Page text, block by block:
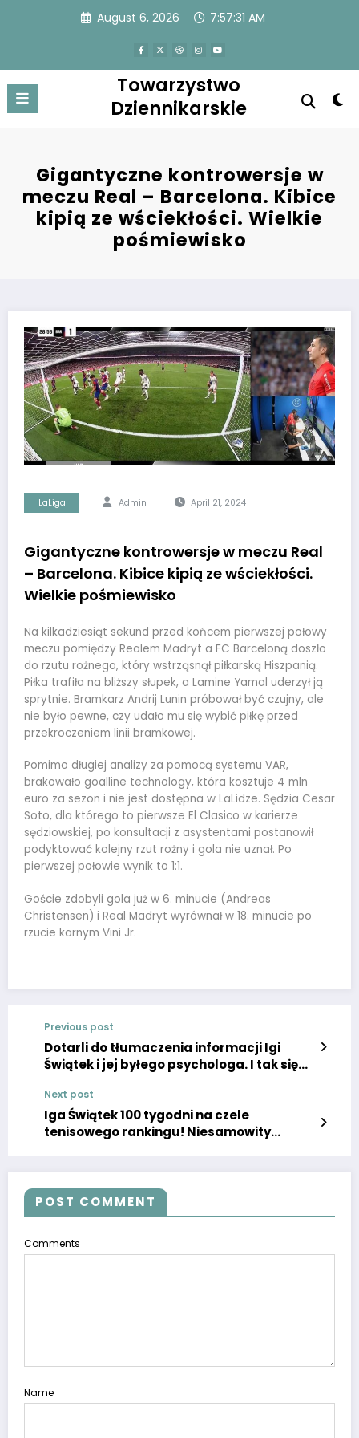
August 6, 2026 7:57:31 AM
Towarzystwo
Dziennikarskie
Gigantyczne kontrowersje w
meczu Real – Barcelona. Kibice
kipią ze wściekłości. Wielkie
pośmiewisko
LaLiga Admin April 21, 2024
Gigantyczne kontrowersje w meczu Real
– Barcelona. Kibice kipią ze wściekłości.
Wielkie pośmiewisko
Na kilkadziesiąt sekund przed końcem pierwszej połowy
meczu pomiędzy Realem Madryt a FC Barceloną doszło
do rzutu rożnego, który wstrząsnął piłkarską Hiszpanią.
Piłka trafiła na bliższy słupek, a Lamine Yamal uderzył ją
sprytnie. Bramkarz Andrij Lunin próbował być czujny, ale
nie było pewne, czy udało mu się wybić piłkę przed
przekroczeniem linii bramkowej.
Pomimo długiej analizy za pomocą systemu VAR,
brakowało goalline technology, która kosztuje 4 mln
euro za sezon i nie jest dostępna w LaLidze. Sędzia Cesar
Soto, dla którego to pierwsze El Clasico w karierze
sędziowskiej, po konsultacji z asystentami postanowił
podyktować kolejny rzut rożny i gola nie uznał. Po
pierwszej połowie wynik to 1:1.
Goście zdobyli gola już w 6. minucie (Andreas
Christensen) i Real Madryt wyrównał w 18. minucie po
rzucie karnym Vini Jr.
Previous post
Dotarli do tłumaczenia informacji Igi
Świątek i jej byłego psychologa. I tak się
Abramowicz nazwała tenisistkę
Next post
Iga Świątek 100 tygodni na czele
tenisowego rankingu! Niesamowity
POST COMMENT
Comments
Name